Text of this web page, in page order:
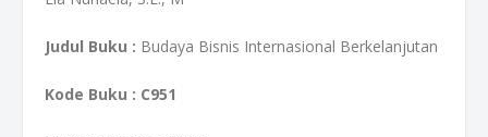
Judul Buku : Budaya Bisnis Internasional Berkelanjutan
Kode Buku : C951